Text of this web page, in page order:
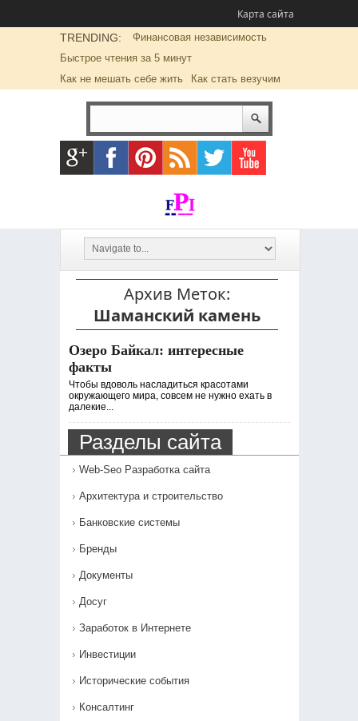
Карта сайта
TRENDING:
Финансовая независимость
Быстрое чтения за 5 минут
Как не мешать себе жить
Как стать везучим
Архив Меток:
Шаманский камень
Озеро Байкал: интересные
факты
Чтобы вдоволь насладиться красотами
окружающего мира, совсем не нужно ехать в
далекие...
Разделы сайта
Web-Seo Разработка сайта
Архитектура и строительство
Банковские системы
Бренды
Документы
Досуг
Заработок в Интернете
Инвестиции
Исторические события
Консалтинг